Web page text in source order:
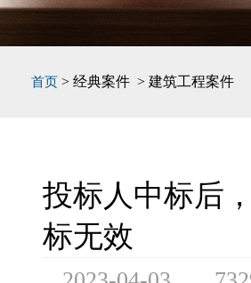
首页 > 经典案件 > 建筑工程案件
投标人中标后
标无效